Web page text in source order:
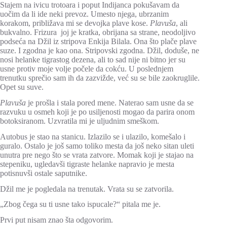
Stajem na ivicu trotoara i poput Indijanca pokušavam da
uočim da li ide neki prevoz. Umesto njega, ubrzanim
korakom, približava mi se devojka plave kose. Plavuša, ali
bukvalno. Frizura joj je kratka, obrijana sa strane, neodoljivo
podseća na Džil iz stripova Enkija Bilala. Ona što plače plave
suze. I zgodna je kao ona. Stripovski zgodna. Džil, doduše, ne
nosi helanke tigrastog dezena, ali to sad nije ni bitno jer su
usne protiv moje volje počele da cokću. U poslednjem
trenutku sprečio sam ih da zazvižde, već su se bile zaokruglile.
Opet su suve.
Plavuša je prošla i stala pored mene. Naterao sam usne da se
razvuku u osmeh koji je po usiljenosti mogao da parira onom
botoksiranom. Uzvratila mi je uljudnim smeškom.
Autobus je stao na stanicu. Izlazilo se i ulazilo, komešalo i
guralo. Ostalo je još samo toliko mesta da još neko sitan uleti
unutra pre nego što se vrata zatvore. Momak koji je stajao na
stepeniku, ugledavši tigraste helanke napravio je mesta
potisnuvši ostale saputnike.
Džil me je pogledala na trenutak. Vrata su se zatvorila.
„Zbog čega su ti usne tako ispucale?“ pitala me je.
Prvi put nisam znao šta odgovorim.